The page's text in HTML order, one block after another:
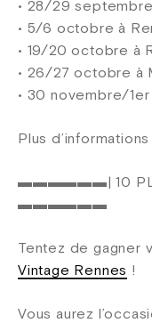
• 28/29
• 5/6 octobre à
• 19/20 octobre à
• 26/27 octobre à
• 30 novembre/
Plus
▬▬▬▬▬▬| 10
▬▬▬▬▬▬
Tentez de gagner
Vintage Rennes !
Vous aurez